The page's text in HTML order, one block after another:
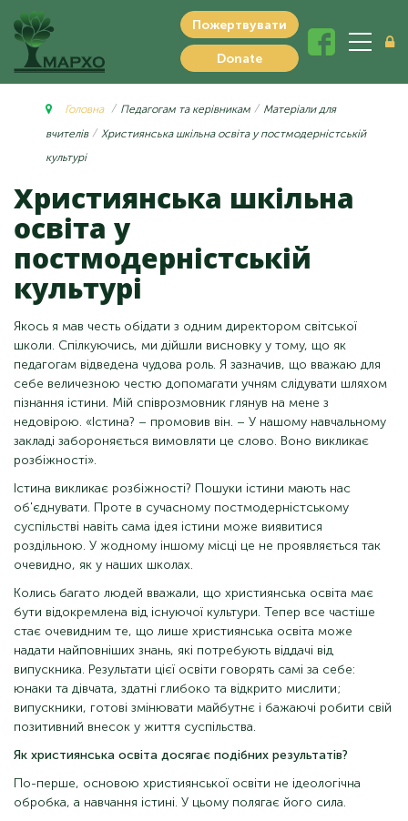
Пожертвувати
Donate
Головна Педагогам та керівникам
Матеріали для
вчителів
Християнська шкільна освіта у постмодерністській
культурі
Християнська шкільна
освіта у
постмодерністській
культурі
Якось я мав честь обідати з одним директором світської
школи. Спілкуючись, ми дійшли висновку у тому, що як
педагогам відведена чудова роль. Я зазначив, що вважаю для
себе величезною честю допомагати учням слідувати шляхом
пізнання істини. Мій співрозмовник глянув на мене з
недовірою. «Істина? – промовив він. – У нашому навчальному
закладі забороняється вимовляти це слово. Воно викликає
розбіжності».
Істина викликає розбіжності? Пошуки істини мають нас
об'єднувати. Проте в сучасному постмодерністському
суспільстві навіть сама ідея істини може виявитися
роздільною. У жодному іншому місці це не проявляється так
очевидно, як у наших школах.
Колись багато людей вважали, що християнська освіта має
бути відокремлена від існуючої культури. Тепер все частіше
стає очевидним те, що лише християнська освіта може
надати найповніших знань, які потребують віддачі від
випускника. Результати цієї освіти говорять самі за себе:
юнаки та дівчата, здатні глибоко та відкрито мислити;
випускники, готові змінювати майбутнє і бажаючі робити свій
позитивний внесок у життя суспільства.
Як християнська освіта досягає подібних результатів?
По-перше, основою християнської освіти не ідеологічна
обробка, а навчання істині. У цьому полягає його сила.